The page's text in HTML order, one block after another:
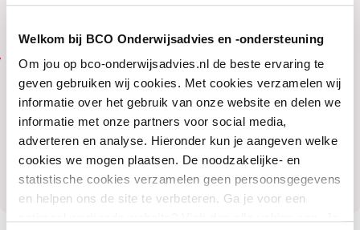
Welkom bij BCO Onderwijsadvies en -ondersteuning
Om jou op bco-onderwijsadvies.nl de beste ervaring te
geven gebruiken wij cookies. Met cookies verzamelen wij
informatie over het gebruik van onze website en delen we
informatie met onze partners voor social media,
adverteren en analyse. Hieronder kun je aangeven welke
cookies we mogen plaatsen. De noodzakelijke- en
statistische cookies verzamelen geen persoonsgegevens
en helpen ons de site te verbeteren. Ga je voor een
0773519284